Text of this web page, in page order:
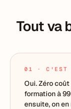
Tout va
01 · C'EST
Oui. Zéro
formation à
ensuite, on